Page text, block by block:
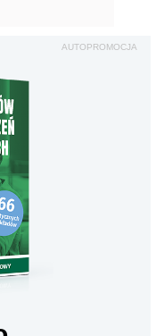
AUTOPROMOCJA